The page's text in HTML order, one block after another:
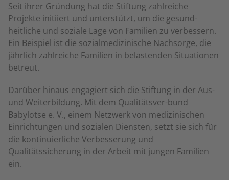
Seit ihrer Gründung hat die Stiftung zahlreiche
Projekte initiiert und unterstützt, um die gesund-
heitliche und soziale Lage von Familien zu verbessern.
Ein Beispiel ist die sozialmedizinische Nachsorge, die
jährlich zahlreiche Familien in belastenden Situationen
betreut.
Darüber hinaus engagiert sich die Stiftung in der Aus-
und Weiterbildung. Mit dem Qualitätsver-bund
Babylotse e. V., einem Netzwerk von medizinischen
Einrichtungen und sozialen Diensten, setzt sie sich für
die kontinuierliche Verbesserung und
Qualitätssicherung in der Arbeit mit jungen Familien
ein.